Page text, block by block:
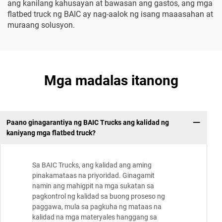
ang kanilang kahusayan at bawasan ang gastos, ang mga
flatbed truck ng BAIC ay nag-aalok ng isang maaasahan at
muraang solusyon.
Mga madalas itanong
Paano ginagarantiya ng BAIC Trucks ang kalidad ng
kaniyang mga flatbed truck?
Sa BAIC Trucks, ang kalidad ang aming
pinakamataas na priyoridad. Ginagamit
namin ang mahigpit na mga sukatan sa
pagkontrol ng kalidad sa buong proseso ng
paggawa, mula sa pagkuha ng mataas na
kalidad na mga materyales hanggang sa